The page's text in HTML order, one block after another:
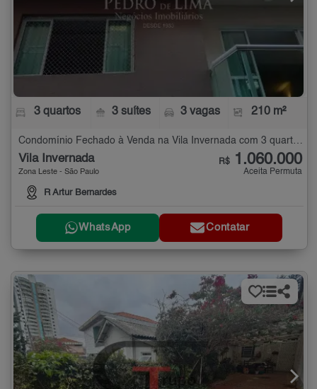
3 quartos 3 suítes 3 vagas 210 m²
Vila Invernada
Zona Leste - São Paulo
R Artur Bernardes
R$ 1.060.000
Aceita Permuta
WhatsApp Contatar